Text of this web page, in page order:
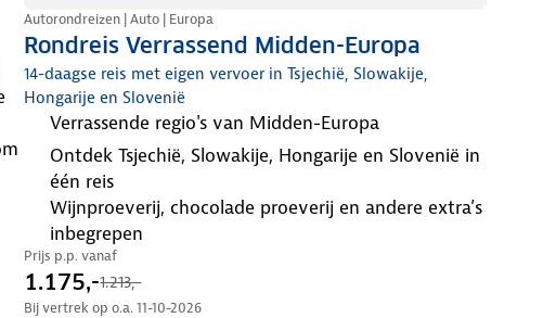
Rondreis Verrassend Midden-Europa
Autorondreizen | Auto | Europa
14-daagse reis met eigen vervoer in Tsjechië, Slowakije,
Hongarije en Slovenië
verrassende regio's van Midden-Europa
ontdek Tsjechië, Slowakije, Hongarije en Slovenië in
één reis
wijnproeverij, chocolade proeverij en andere extra’s
inbegrepen
Prijs p.p. vanaf
1.175,-1.213,-
Bij vertrek op o.a. 11-10-2026